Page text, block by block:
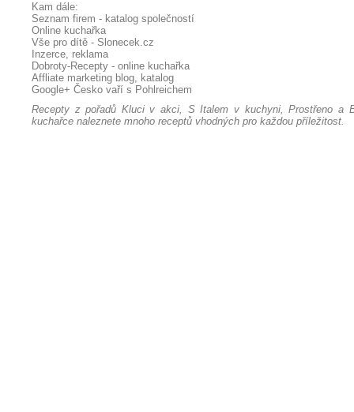
Kam dále:
Seznam firem - katalog společností
Online kuchařka
Vše pro dítě - Slonecek.cz
Inzerce, reklama
Dobroty-Recepty - online kuchařka
Affliate marketing blog, katalog
Google+ Česko vaří s Pohlreichem
Recepty z pořadů Kluci v akci, S Italem v kuchyni, Prostřeno a
kuchařce naleznete mnoho receptů vhodných pro každou příležitost.